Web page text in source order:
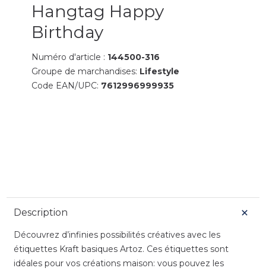
Hangtag Happy
Birthday
Numéro d'article : 144500-316
Groupe de marchandises: Lifestyle
Code EAN/UPC: 7612996999935
Description
Découvrez d’infinies possibilités créatives avec les
étiquettes Kraft basiques Artoz. Ces étiquettes sont
idéales pour vos créations maison: vous pouvez les